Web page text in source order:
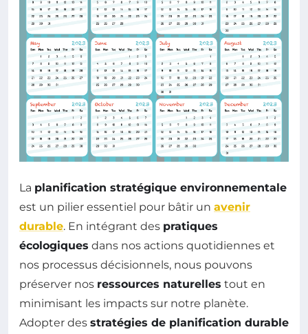
La planification stratégique environnementale
est un pilier essentiel pour bâtir un avenir
durable. En intégrant des pratiques
écologiques dans nos actions quotidiennes et
nos processus décisionnels, nous pouvons
préserver nos ressources naturelles tout en
minimisant les impacts sur notre planète.
Adopter des stratégies de planification durable